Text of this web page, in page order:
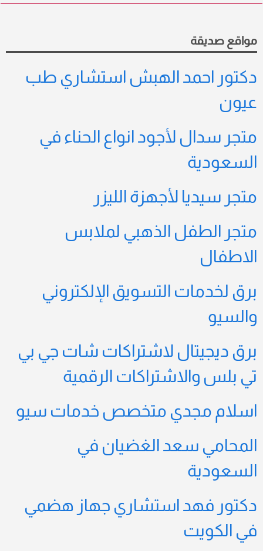
مواقع صديقة
دكتور احمد الهبش استشاري طب
عيون
متجر سدال لأجود انواع الحناء في
السعودية
متجر سيديا لأجهزة الليزر
متجر الطفل الذهبي لملابس
الاطفال
برق لخدمات التسويق الإلكتروني
والسيو
برق ديجيتال لاشتراكات شات جي بي
تي بلس والاشتراكات الرقمية
اسلام مجدي متخصص خدمات سيو
المحامي سعد الغضيان في
السعودية
دكتور فهد استشاري جهاز هضمي
في الكويت